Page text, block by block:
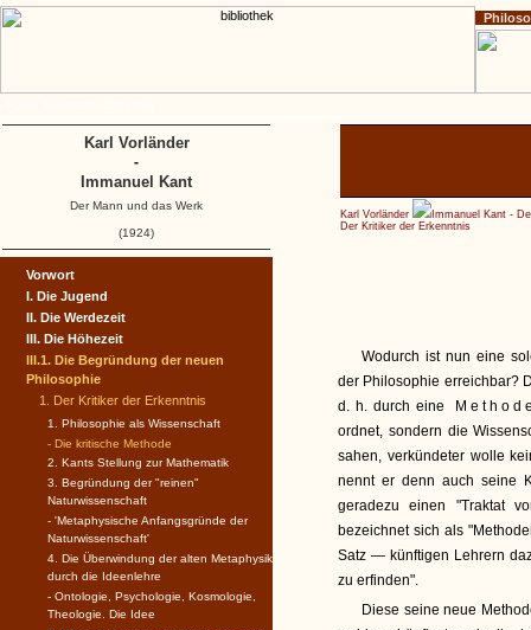
Karl Vorländer
Immanuel Kant -
Der Kritiker der Erkenntnis
Wodurch ist nun eine
der Philosophie erreichbar?
d. h. durch eine
ordnet, sondern die
sahen, verkündeter wolle
nennt er denn auch seine
geradezu einen "Traktat
bezeichnet sich als
Satz — künftigen Lehrern
zu erfinden".
Diese seine neue
Vorwort
I. Die Jugend
II. Die Werdezeit
III. Die Höhezeit
III.1. Die Begründung der neuen
Philosophie
1. Der Kritiker der Erkenntnis
1. Philosophie als Wissenschaft
- Die kritische Methode
2. Kants Stellung zur Mathematik
3. Begründung der "reinen"
Naturwissenschaft
- 'Metaphysische Anfangsgründe der
Naturwissenschaft'
4. Die Überwindung der alten Metaphysik
durch die Ideenlehre
- Ontologie, Psychologie, Kosmologie,
Theologie. Die Idee
Karl Vorländer
-
Immanuel Kant
Der Mann und das Werk
(1924)